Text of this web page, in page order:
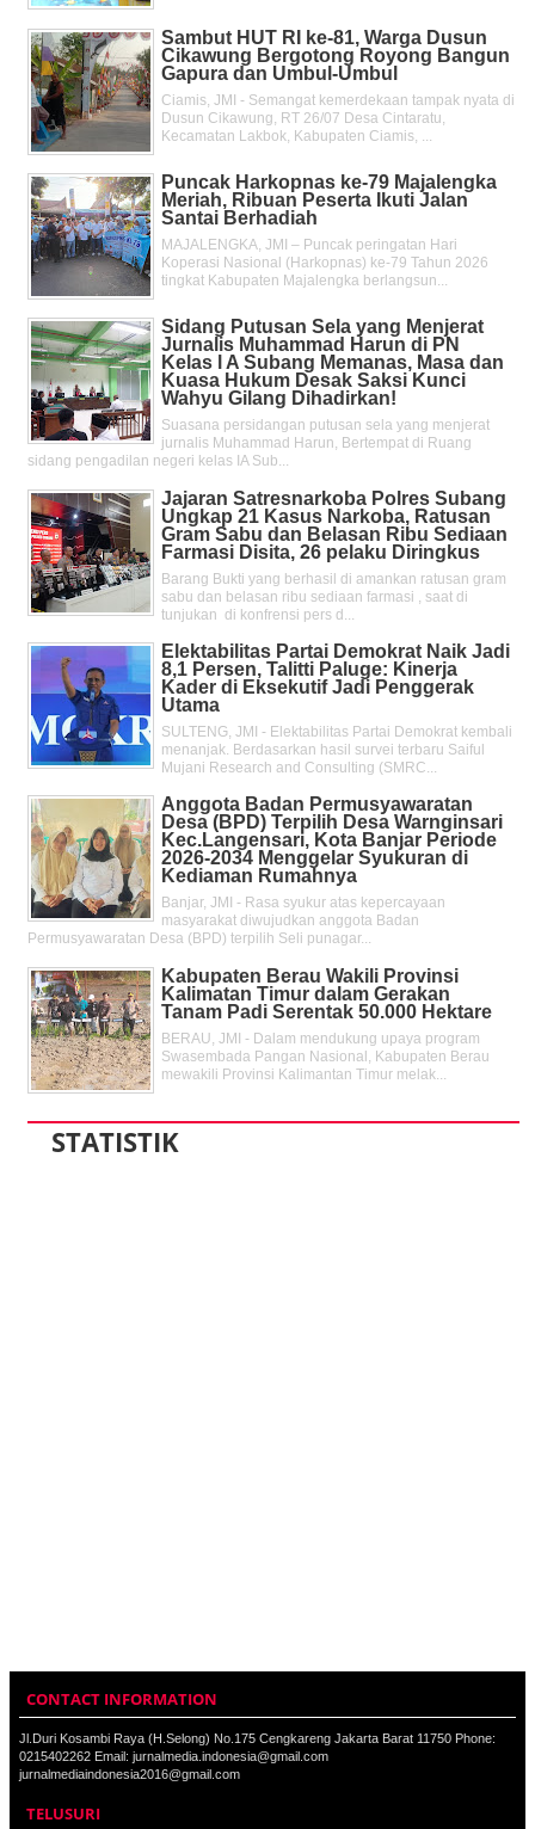
Sambut HUT RI ke-81, Warga Dusun
Cikawung Bergotong Royong Bangun
Gapura dan Umbul-Umbul
Ciamis, JMI - Semangat kemerdekaan tampak nyata di
Dusun Cikawung, RT 26/07 Desa Cintaratu,
Kecamatan Lakbok, Kabupaten Ciamis, ...
Puncak Harkopnas ke-79 Majalengka
Meriah, Ribuan Peserta Ikuti Jalan
Santai Berhadiah
MAJALENGKA, JMI – Puncak peringatan Hari
Koperasi Nasional (Harkopnas) ke-79 Tahun 2026
tingkat Kabupaten Majalengka berlangsun...
Sidang Putusan Sela yang Menjerat
Jurnalis Muhammad Harun di PN
Kelas l A Subang Memanas, Masa dan
Kuasa Hukum Desak Saksi Kunci
Wahyu Gilang Dihadirkan!
Suasana persidangan putusan sela yang menjerat
jurnalis Muhammad Harun, Bertempat di Ruang
sidang pengadilan negeri kelas IA Sub...
Jajaran Satresnarkoba Polres Subang
Ungkap 21 Kasus Narkoba, Ratusan
Gram Sabu dan Belasan Ribu Sediaan
Farmasi Disita, 26 pelaku Diringkus
Barang Bukti yang berhasil di amankan ratusan gram
sabu dan belasan ribu sediaan farmasi , saat di
tunjukan di konfrensi pers d...
Elektabilitas Partai Demokrat Naik Jadi
8,1 Persen, Talitti Paluge: Kinerja
Kader di Eksekutif Jadi Penggerak
Utama
SULTENG, JMI - Elektabilitas Partai Demokrat kembali
menanjak. Berdasarkan hasil survei terbaru Saiful
Mujani Research and Consulting (SMRC...
Anggota Badan Permusyawaratan
Desa (BPD) Terpilih Desa Warnginsari
Kec.Langensari, Kota Banjar Periode
2026-2034 Menggelar Syukuran di
Kediaman Rumahnya
Banjar, JMI - Rasa syukur atas kepercayaan
masyarakat diwujudkan anggota Badan
Permusyawaratan Desa (BPD) terpilih Seli punagar...
Kabupaten Berau Wakili Provinsi
Kalimatan Timur dalam Gerakan
Tanam Padi Serentak 50.000 Hektare
BERAU, JMI - Dalam mendukung upaya program
Swasembada Pangan Nasional, Kabupaten Berau
mewakili Provinsi Kalimantan Timur melak...
STATISTIK
CONTACT INFORMATION
Jl.Duri Kosambi Raya (H.Selong) No.175 Cengkareng Jakarta Barat 11750 Phone:
0215402262 Email: jurnalmedia.indonesia@gmail.com
jurnalmediaindonesia2016@gmail.com
TELUSURI